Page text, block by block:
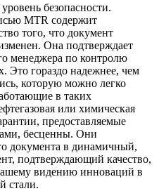
безопасности.
MTR содержит
того, что документ
Она подтверждает
менеджера по контролю
Это гораздо надежнее, чем
которую можно легко
в таких
или химическая
предоставляемые
бесценны. Они
документа в динамичный,
подтверждающий качество,
видению инноваций в
стали.